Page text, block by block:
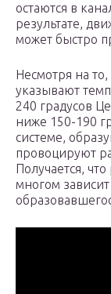
остаются в
результате,
может быстро
Несмотря на
указывают
240 градусов
ниже 150-190
системе,
провоцируют
Получается,
многом